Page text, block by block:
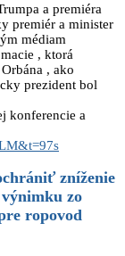
a premiéra
premiér a minister
médiam
, ktorá
, ako
prezident bol
konferencie a
zníženie
výnimku zo
ropovod